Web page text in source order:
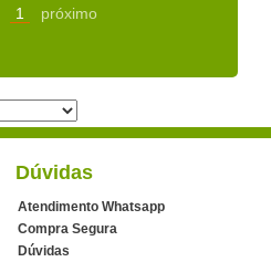
1 próximo
Dúvidas
Atendimento Whatsapp
Compra Segura
Dúvidas